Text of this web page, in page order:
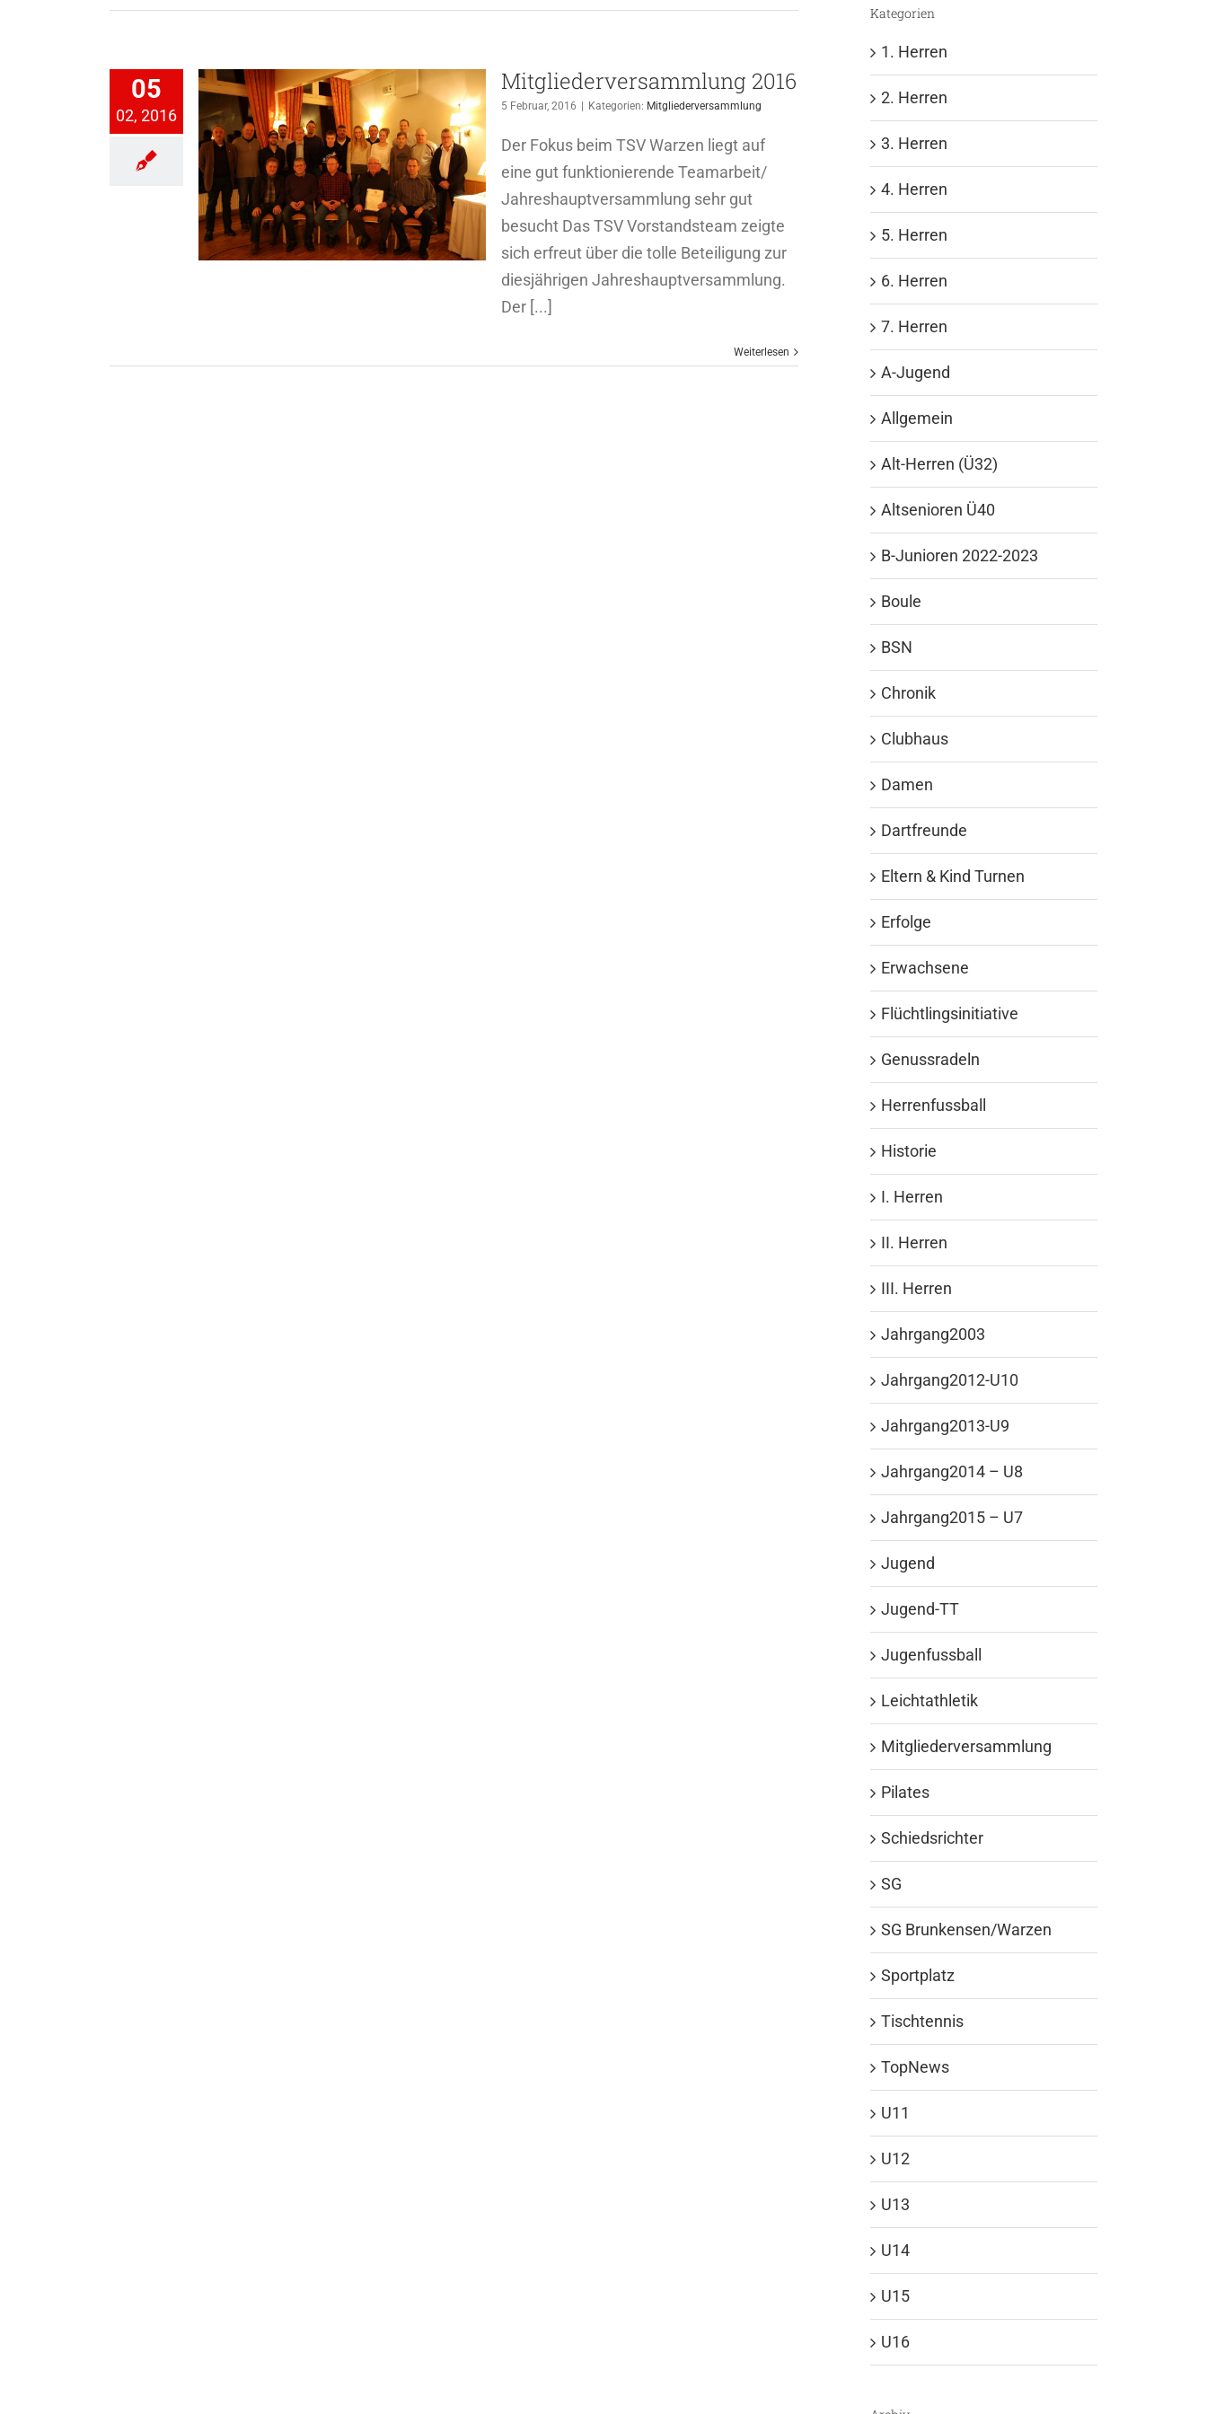
05
02, 2016
2016
Mitgliederversammlung 2016
5 Februar, 2016 Kategorien: Mitgliederversammlung
Der Fokus beim TSV Warzen liegt auf
eine gut funktionierende Teamarbeit/
Jahreshauptversammlung sehr gut
besucht Das TSV Vorstandsteam zeigte
sich erfreut über die tolle Beteiligung zur
diesjährigen Jahreshauptversammlung.
Der [...]
Weiterlesen
Kategorien
1. Herren
2. Herren
3. Herren
4. Herren
5. Herren
6. Herren
7. Herren
A-Jugend
Allgemein
Alt-Herren (Ü32)
Altsenioren Ü40
B-Junioren 2022-2023
Boule
BSN
Chronik
Clubhaus
Damen
Dartfreunde
Eltern & Kind Turnen
Erfolge
Erwachsene
Flüchtlingsinitiative
Genussradeln
Herrenfussball
Historie
I. Herren
II. Herren
III. Herren
Jahrgang2003
Jahrgang2012-U10
Jahrgang2013-U9
Jahrgang2014 – U8
Jahrgang2015 – U7
Jugend
Jugend-TT
Jugenfussball
Leichtathletik
Mitgliederversammlung
Pilates
Schiedsrichter
SG
SG Brunkensen/Warzen
Sportplatz
Tischtennis
TopNews
U11
U12
U13
U14
U15
U16